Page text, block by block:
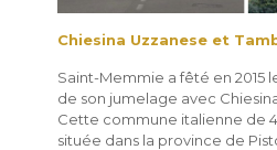
Chiesina Uzzanese et
Saint-Memmie a fêté en 2015
de son jumelage avec
Cette commune italienne de
située dans la province de